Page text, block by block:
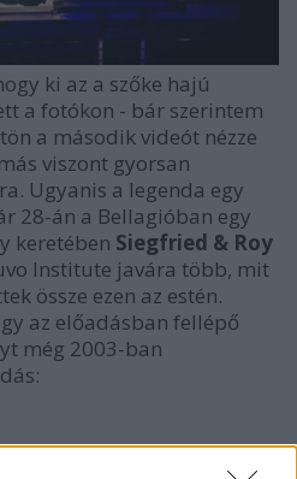
ki az a szőke hajú
a fotókon - bár szerintem
a második videót nézze
viszont gyorsan
Ugyanis a legenda egy
28-án a Bellagióban egy
keretében Siegfried & Roy
Institute javára több, mit
össze ezen az estén.
az előadásban fellépő
még 2003-ban